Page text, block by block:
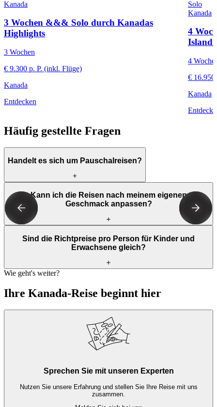
Kanada
3 Wochen &&& Solo durch Kanadas
Highlights
3 Wochen
€ 9.300 p. P. (inkl. Flüge)
Kanada
Entdecken
Solo
Kanada
4
Island
4
€ 16.950
Kanada
Häufig gestellte Fragen
Handelt es sich um Pauschalreisen?
Ja, Little America-Reisen sind maßgeschneiderte Pauschalreisen.
Das bedeutet, dass wir alle Bestandteile Ihrer Reise organisieren,
von den Flügen und Unterkünften bis hin zu den Aktivitäten und
Reiserouten. All diese Elemente werden ganz nach Ihren Wünschen
zusammengestellt, damit Sie alles sehen, was Sie sehen möchten,
und Ihre Reise zu Ihrer Traumreise wird. Wir arbeiten nicht mit
Kann ich die Reisen nach meinem eigenen
Geschmack anpassen?
Natürlich. Wir verkaufen niemals zweimal dieselbe Reise. Jeder
Mensch ist einzigartig, und jede Reise ist es daher auch. Unsere
und Ihres Budgets eine vollständig maßgeschneiderte Reise für Sie
zusammen.
Sind die Richtpreise pro Person für Kinder und
Erwachsene gleich?
Aktivitäten und Flüge. Die Richtpreise pro Person können daher je
nach Anzahl der Kinder in Ihrer Gruppe und deren Alter variieren.
Wie geht's weiter?
Ihre Kanada-Reise beginnt hier
Sprechen Sie mit unseren Experten
Nutzen Sie unsere Erfahrung und stellen Sie Ihre Reise mit uns
zusammen.